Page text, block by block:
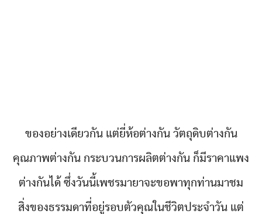
ของอย่างเดียวกัน แต่ยี่ห้อต่างกัน วัตถุดิบต่างกัน
คุณภาพต่างกัน กระบวนการผลิตต่างกัน ก็มีราคาแพง
ต่างกันได้ ซึ่งวันนี้เพชรมายาจะขอพาทุกท่านมาชม
สิ่งของธรรมดาที่อยู่รอบตัวคุณในชีวิตประจำวัน แต่